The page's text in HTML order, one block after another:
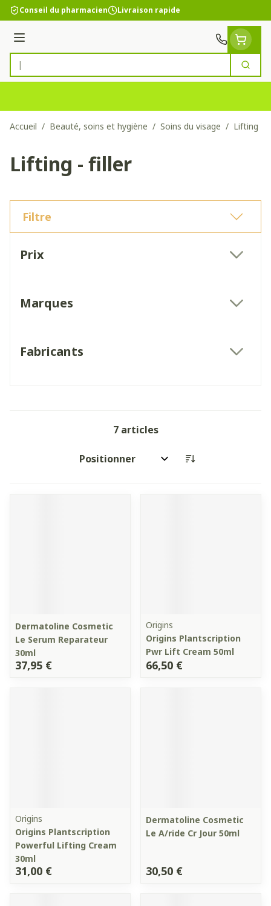
Aller au contenu
Conseil du pharmacien Livraison rapide
Menu
Rechercher
Accueil / Beauté, soins et hygiène / Soins du visage / Lifting -
Lifting - filler
Filtre
Prix
Marques
Fabricants
7articles
Trier par:
Dermatoline Cosmetic
Le Serum Reparateur
30ml
37,95 €
Origins
Origins Plantscription
Pwr Lift Cream 50ml
66,50 €
Origins
Origins Plantscription
Powerful Lifting Cream
30ml
31,00 €
Dermatoline Cosmetic
Le A/ride Cr Jour 50ml
30,50 €